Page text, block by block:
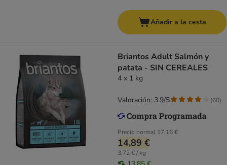
Añadir a la cesta
Briantos Adult Salmón y
patata - SIN CEREALES
4 x 1 kg
Precio normal 17,16 €
14,89 €
3,72 € / kg
Valoración: 3.9/5 (60)